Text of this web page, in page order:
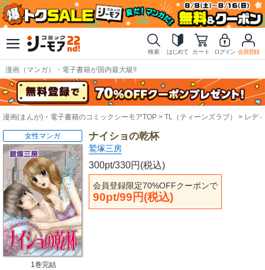
検索 はじめて カート ログイン 会員登録
漫画（マンガ）・電子書籍が国内最大級!!
漫画(まんが)・電子書籍のコミックシーモアTOP TL（ティーンズラブ） レデ
ナイショの乾杯
鷲塚三房
300pt/330円(税込)
会員登録限定70%OFFクーポンで
90pt/99円(税込)
女性マンガ
1巻完結